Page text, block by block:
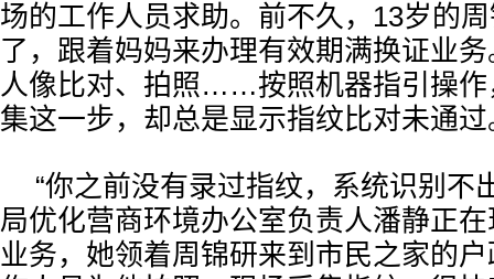
场的工作人员求助。前不久，13岁的
了，跟着妈妈来办理有效期满换证业
人像比对、拍照……按照机器指引操作
集这一步，却总是显示指纹比对未通过
“你之前没有录过指纹，系统识别不
局优化营商环境办公室负责人潘静正
业务，她领着周锦研来到市民之家的